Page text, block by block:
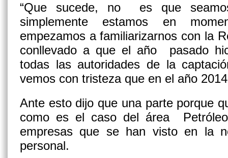
“Que sucede, no es que
simplemente estamos en
empezamos a familiarizarnos con la
conllevado a que el año pasado
todas las autoridades de la
vemos con tristeza que en el año
Ante esto dijo que una parte porque
como es el caso del área
empresas que se han visto en la
personal.